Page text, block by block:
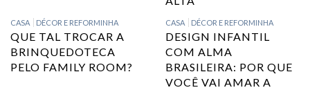
CASA DÉCOR E REFORMINHA
QUE TAL TROCAR A
BRINQUEDOTECA
PELO FAMILY ROOM?
CASA DÉCOR E REFORMINHA
DESIGN INFANTIL
COM ALMA
BRASILEIRA: POR QUE
VOCÊ VAI AMAR A